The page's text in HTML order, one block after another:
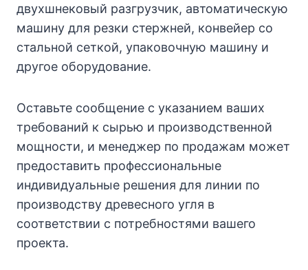
двухшнековый разгрузчик, автоматическую
машину для резки стержней, конвейер со
стальной сеткой, упаковочную машину и
другое оборудование.
Оставьте сообщение с указанием ваших
требований к сырью и производственной
мощности, и менеджер по продажам может
предоставить профессиональные
индивидуальные решения для линии по
производству древесного угля в
соответствии с потребностями вашего
проекта.